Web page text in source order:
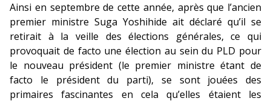
Ainsi en septembre de cette année, après que l’ancien
premier ministre Suga Yoshihide ait déclaré qu’il se
retirait à la veille des élections générales, ce qui
provoquait de facto une élection au sein du PLD pour
le nouveau président (le premier ministre étant de
facto le président du parti), se sont jouées des
primaires fascinantes en cela qu’elles étaient les